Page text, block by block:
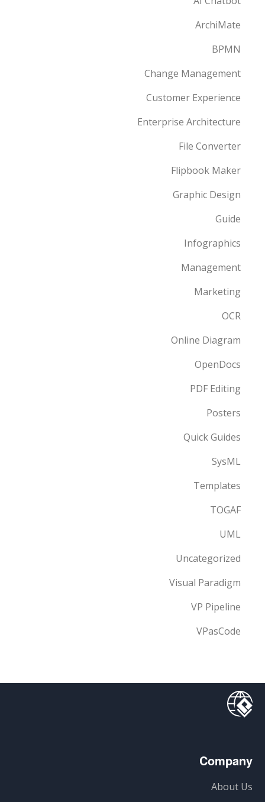
ArchiMate
BPMN
Change Management
Customer Experience
Enterprise Architecture
File Converter
Flipbook Maker
Graphic Design
Guide
Infographics
Management
Marketing
OCR
Online Diagram
OpenDocs
PDF Editing
Posters
Quick Guides
SysML
Templates
TOGAF
UML
Uncategorized
Visual Paradigm
VP Pipeline
VPasCode
Company
About Us